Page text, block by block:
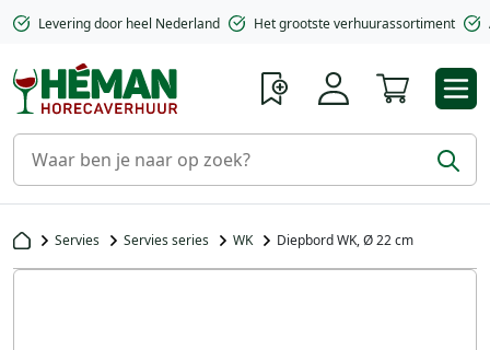
Levering door heel Nederland Het grootste verhuurassortiment
Servies Servies series WK Diepbord WK, Ø 22 cm